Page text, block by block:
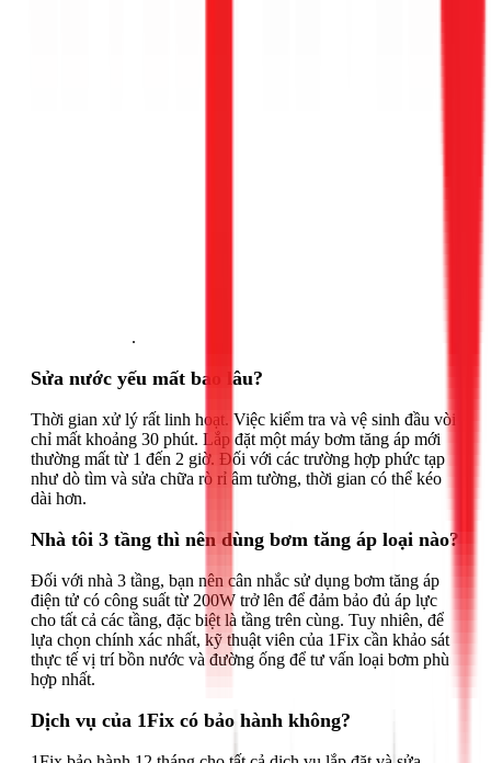
.
Sửa nước yếu mất bao lâu?
Thời gian xử lý rất linh hoạt. Việc kiểm tra và vệ sinh đầu vòi
chỉ mất khoảng 30 phút. Lắp đặt một máy bơm tăng áp mới
thường mất từ 1 đến 2 giờ. Đối với các trường hợp phức tạp
như dò tìm và sửa chữa rò rỉ âm tường, thời gian có thể kéo
dài hơn.
Nhà tôi 3 tầng thì nên dùng bơm tăng áp loại nào?
Đối với nhà 3 tầng, bạn nên cân nhắc sử dụng bơm tăng áp
điện tử có công suất từ 200W trở lên để đảm bảo đủ áp lực
cho tất cả các tầng, đặc biệt là tầng trên cùng. Tuy nhiên, để
lựa chọn chính xác nhất, kỹ thuật viên của 1Fix cần khảo sát
thực tế vị trí bồn nước và đường ống để tư vấn loại bơm phù
hợp nhất.
Dịch vụ của 1Fix có bảo hành không?